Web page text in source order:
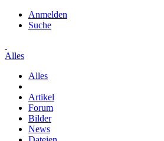
Anmelden
Suche
Alles
Alles
Artikel
Forum
Bilder
News